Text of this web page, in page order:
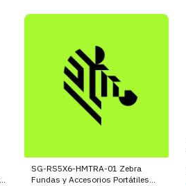
SG-RS5X6-HMTRA-01 Zebra
Fundas y Accesorios Portátiles